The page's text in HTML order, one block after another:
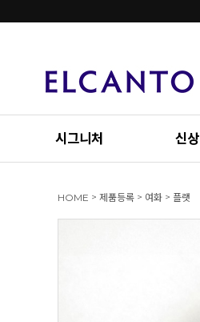
시그니처 신상
HOME > 제품등록 > 여화 > 플랫